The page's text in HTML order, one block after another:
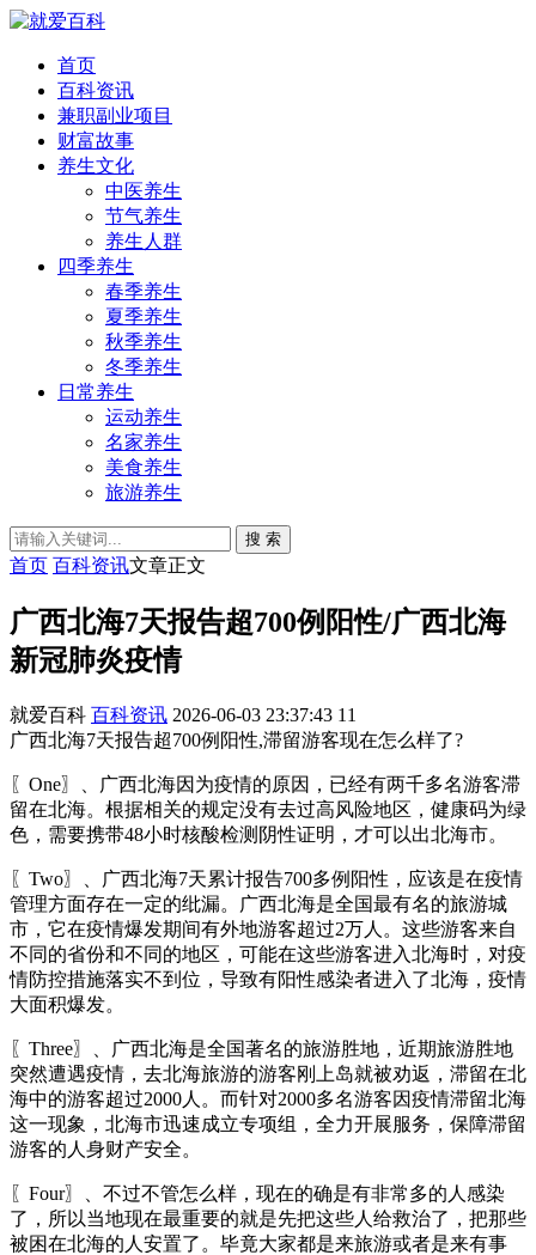
首页
百科资讯
兼职副业项目
财富故事
养生文化
中医养生
节气养生
养生人群
四季养生
春季养生
夏季养生
秋季养生
冬季养生
日常养生
运动养生
名家养生
美食养生
旅游养生
搜 索
首页 百科资讯文章正文
广西北海7天报告超700例阳性/广西北海
新冠肺炎疫情
就爱百科 百科资讯 2026-06-03 23:37:43 11
广西北海7天报告超700例阳性,滞留游客现在怎么样了?
〖One〗、广西北海因为疫情的原因，已经有两千多名游客滞
留在北海。根据相关的规定没有去过高风险地区，健康码为绿
色，需要携带48小时核酸检测阴性证明，才可以出北海市。
〖Two〗、广西北海7天累计报告700多例阳性，应该是在疫情
管理方面存在一定的纰漏。广西北海是全国最有名的旅游城
市，它在疫情爆发期间有外地游客超过2万人。这些游客来自
不同的省份和不同的地区，可能在这些游客进入北海时，对疫
情防控措施落实不到位，导致有阳性感染者进入了北海，疫情
大面积爆发。
〖Three〗、广西北海是全国著名的旅游胜地，近期旅游胜地
突然遭遇疫情，去北海旅游的游客刚上岛就被劝返，滞留在北
海中的游客超过2000人。而针对2000多名游客因疫情滞留北海
这一现象，北海市迅速成立专项组，全力开展服务，保障滞留
游客的人身财产安全。
〖Four〗、不过不管怎么样，现在的确是有非常多的人感染
了，所以当地现在最重要的就是先把这些人给救治了，把那些
被困在北海的人安置了。毕竟大家都是来旅游或者是来有事